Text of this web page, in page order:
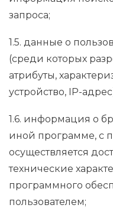
запроса;
1.5. данные о
(среди которых
атрибуты,
устройство, IP-
1.6. информация о
иной программе, с
осуществляется
технические
программного
пользователем;